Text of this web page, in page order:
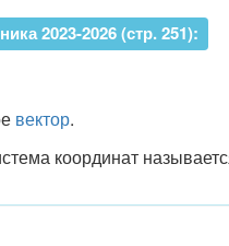
2023-2026 (стр. 251):
вектор.
координат